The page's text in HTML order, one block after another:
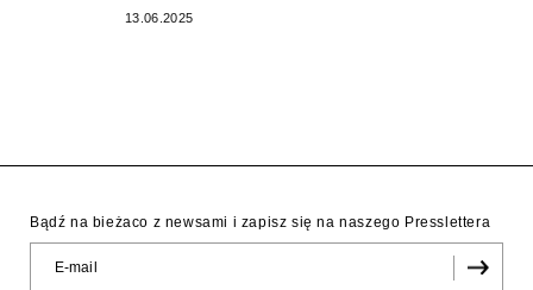
13.06.2025
Bądź na bieżaco z newsami i zapisz się na naszego Presslettera